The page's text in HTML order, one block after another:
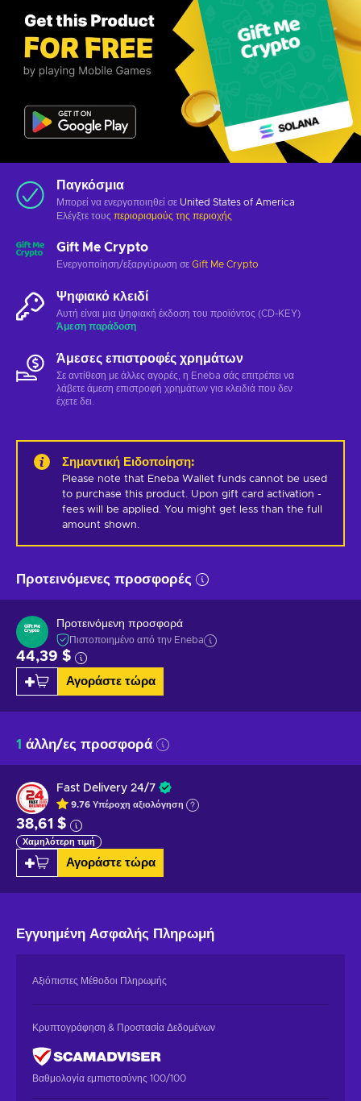
Παγκόσμια
Μπορεί να ενεργοποιηθεί σε United States of America
Ελέγξτε τους περιορισμούς της περιοχής
Gift Me Crypto
Ενεργοποίηση/εξαργύρωση σε Gift Me Crypto
Ψηφιακό κλειδί
Αυτή είναι μια ψηφιακή έκδοση του προϊόντος (CD-KEY)
Άμεση παράδοση
Άμεσες επιστροφές χρημάτων
Σε αντίθεση με άλλες αγορές, η Eneba σάς επιτρέπει να
λάβετε άμεση επιστροφή χρημάτων για κλειδιά που δεν
έχετε δει.
Σημαντική Ειδοποίηση:
Please note that Eneba Wallet funds cannot be used
to purchase this product. Upon gift card activation -
fees will be applied. You might get less than the full
amount shown.
Προτεινόμενες προσφορές
Προτεινόμενη προσφορά
Πιστοποιημένο από την Eneba
44,39 $
Αγοράστε τώρα
1 άλλη/ες προσφορά
Fast Delivery 24/7
9.76 Υπέροχη αξιολόγηση
38,61 $
Χαμηλότερη τιμή
Αγοράστε τώρα
Εγγυημένη Ασφαλής Πληρωμή
Αξιόπιστες Μέθοδοι Πληρωμής
Κρυπτογράφηση & Προστασία Δεδομένων
Βαθμολογία εμπιστοσύνης 100/100